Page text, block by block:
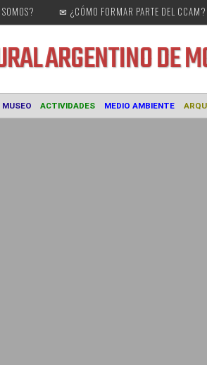
✉ ¿CÓMO FORMAR PARTE DEL CCAM?
ARGENTINO
MUSEO ACTIVIDADES MEDIO